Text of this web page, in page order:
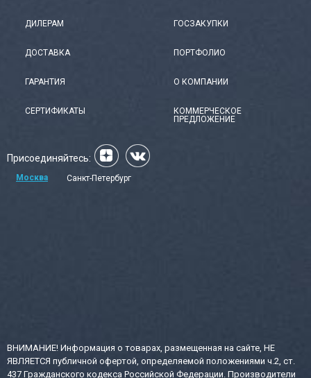
ДИЛЕРАМ
ДОСТАВКА
ГАРАНТИЯ
СЕРТИФИКАТЫ
ГОСЗАКУПКИ
ПОРТФОЛИО
О КОМПАНИИ
КОММЕРЧЕСКОЕ
ПРЕДЛОЖЕНИЕ
Присоединяйтесь:
Москва Санкт-Петербург
ВНИМАНИЕ! Информация о товарах, размещенная на сайте, НЕ
ЯВЛЯЕТСЯ публичной офертой, определяемой положениями ч.2, ст.
437 Гражданского кодекса Российской Федерации. Производители